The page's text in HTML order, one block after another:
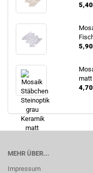
5,40
5,90
matt
4,70
MEHR ÜBER...
Impressum